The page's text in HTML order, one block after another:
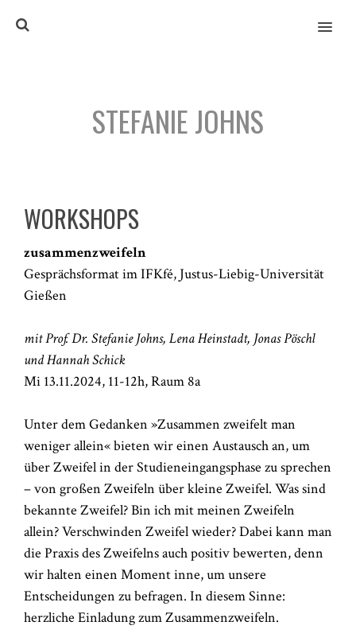
MENU
STEFANIE JOHNS
WORKSHOPS
zusammenzweifeln
Gesprächsformat im IFKfé, Justus-Liebig-Universität
Gießen
mit Prof. Dr. Stefanie Johns, Lena Heinstadt, Jonas Pöschl
und Hannah Schick
Mi 13.11.2024, 11-12h, Raum 8a
Unter dem Gedanken »Zusammen zweifelt man
weniger allein« bieten wir einen Austausch an, um
über Zweifel in der Studieneingangsphase zu sprechen
– von großen Zweifeln über kleine Zweifel. Was sind
bekannte Zweifel? Bin ich mit meinen Zweifeln
allein? Verschwinden Zweifel wieder? Dabei kann man
die Praxis des Zweifelns auch positiv bewerten, denn
wir halten einen Moment inne, um unsere
Entscheidungen zu befragen. In diesem Sinne:
herzliche Einladung zum Zusammenzweifeln.